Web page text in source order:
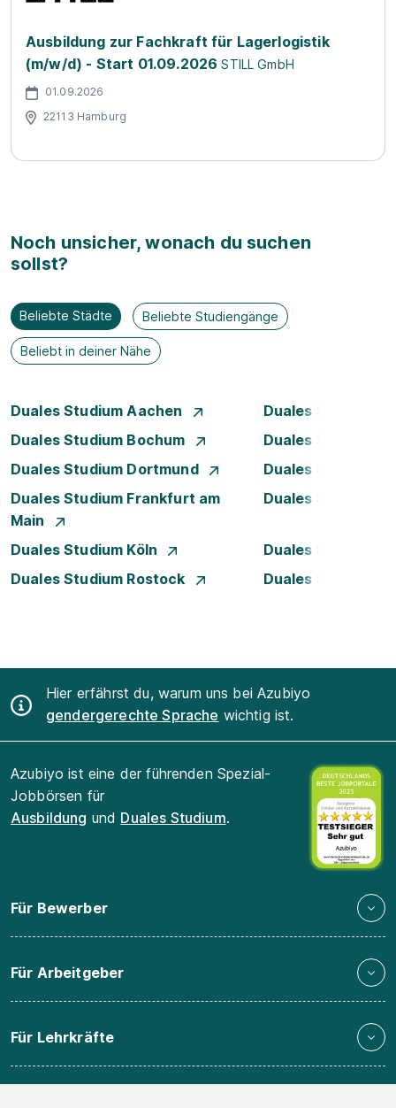
Ausbildung zur Fachkraft für Lagerlogistik
(m/w/d) - Start 01.09.2026 STILL GmbH
01.09.2026
22113 Hamburg
Noch unsicher, wonach du suchen
sollst?
Beliebte Städte Beliebte Studiengänge
Beliebt in deiner Nähe
Duales Studium Aachen
Duales Studium
Duales Studium Bochum
Duales Studium
Duales Studium Dortmund
Duales Studium
Duales Studium Frankfurt am
Main
Duales Studium
Duales Studium Köln
Duales Studium
Duales Studium Rostock
Duales Studium
Hier erfährst du, warum uns bei Azubiyo
gendergerechte Sprache wichtig ist.
Azubiyo ist eine der führenden Spezial-
Jobbörsen für
Ausbildung und Duales Studium.
Für Bewerber
Für Arbeitgeber
Für Lehrkräfte